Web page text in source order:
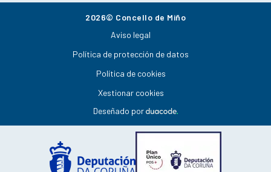
2026© Concello de Miño
Aviso legal
Política de protección de datos
Política de cookies
Xestionar cookies
Deseñado por